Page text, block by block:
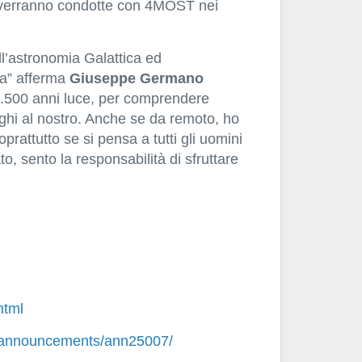
condotte con 4MOST nei
Galattica ed
afferma Giuseppe Germano
anni luce, per comprendere
al nostro. Anche se da remoto, ho
se si pensa a tutti gli uomini
sento la responsabilità di sfruttare
ann25007/